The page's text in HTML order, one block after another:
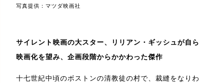
写真提供：マツダ映画社
サイレント映画の大スター、リリアン・ギッシュが自ら
映画化を望み、企画段階からかかわった傑作
十七世紀中頃のボストンの清教徒の村で、裁縫をなりわ